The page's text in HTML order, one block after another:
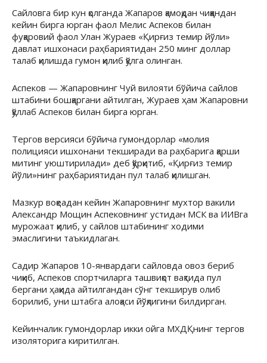
Сайловга бир кун қолганда Жапаров қамоқдан чиққандан
кейин бирга юрган фаол Мелис Аспеков билан
фуқаровий фаол Улан Жураев «Қирғиз темир йўли»
давлат ишхонаси раҳбариятидан 250 минг доллар
талаб қилишда гумон қилиб қўлга олинган.
Аспеков — Жапаровнинг Чуй вилояти бўйича сайлов
штабини бошқаргани айтилган, Жураев ҳам Жапаровни
қўллаб Аспеков билан бирга юрган.
Тергов версияси бўйича гумондорлар «молия
полицияси ишхонани текширади ва раҳбарига қарши
митинг уюштирилади» деб қўрқитиб, «Қирғиз темир
йўли»нинг раҳбариятидан пул талаб қилишган.
Мазкур воқеадан кейин Жапаровнинг мухтор вакили
Александр Мощин Аспековнинг устидан МСК ва ИИВга
мурожаат қилиб, у сайлов штабининг ходими
эмаслигини таъкидлаган.
Садир Жапаров 10-январдаги сайловда овоз бериб
чиқиб, Аспеков спортчиларга ташвиқот вақтида пул
бергани ҳақида айтилгандан сўнг текширув олиб
борилиб, уни штабга алоқаси йўқлигини билдирган.
Кейинчалик гумондорлар икки ойга МХДҚнинг тергов
изоляторига киритилган.